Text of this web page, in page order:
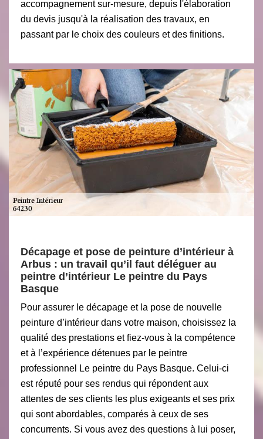
accompagnement sur-mesure, depuis l'élaboration
du devis jusqu'à la réalisation des travaux, en
passant par le choix des couleurs et des finitions.
Décapage et pose de peinture d’intérieur à
Arbus : un travail qu’il faut déléguer au
peintre d’intérieur Le peintre du Pays
Basque
Pour assurer le décapage et la pose de nouvelle
peinture d’intérieur dans votre maison, choisissez la
qualité des prestations et fiez-vous à la compétence
et à l’expérience détenues par le peintre
professionnel Le peintre du Pays Basque. Celui-ci
est réputé pour ses rendus qui répondent aux
attentes de ses clients les plus exigeants et ses prix
qui sont abordables, comparés à ceux de ses
concurrents. Si vous avez des questions à lui poser,